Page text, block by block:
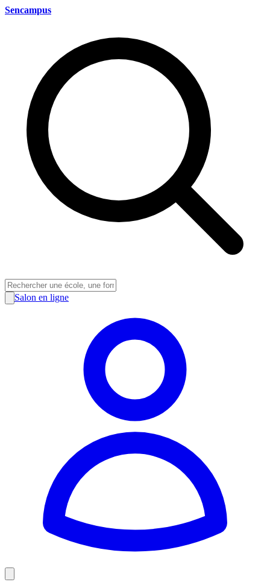
Sencampus
Salon en ligne